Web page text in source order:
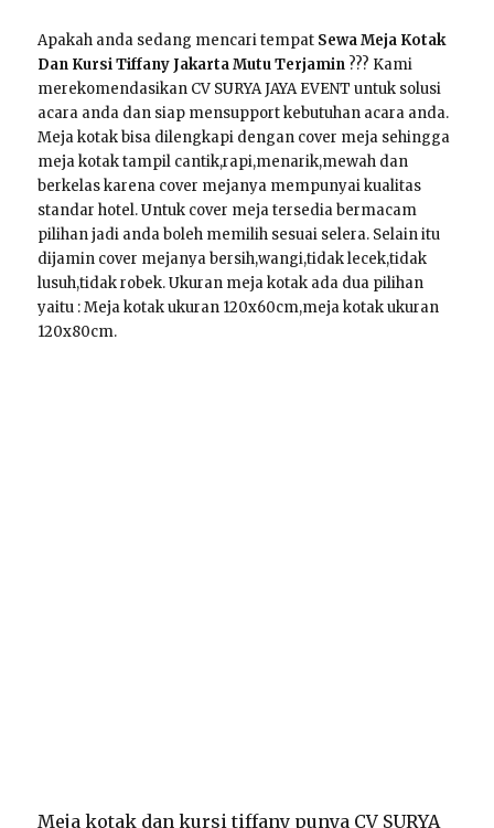
Apakah anda sedang mencari tempat Sewa Meja Kotak
Dan Kursi Tiffany Jakarta Mutu Terjamin ??? Kami
merekomendasikan CV SURYA JAYA EVENT untuk solusi
acara anda dan siap mensupport kebutuhan acara anda.
Meja kotak bisa dilengkapi dengan cover meja sehingga
meja kotak tampil cantik,rapi,menarik,mewah dan
berkelas karena cover mejanya mempunyai kualitas
standar hotel. Untuk cover meja tersedia bermacam
pilihan jadi anda boleh memilih sesuai selera. Selain itu
dijamin cover mejanya bersih,wangi,tidak lecek,tidak
lusuh,tidak robek. Ukuran meja kotak ada dua pilihan
yaitu : Meja kotak ukuran 120x60cm,meja kotak ukuran
120x80cm.
Meja kotak dan kursi tiffany punya CV SURYA